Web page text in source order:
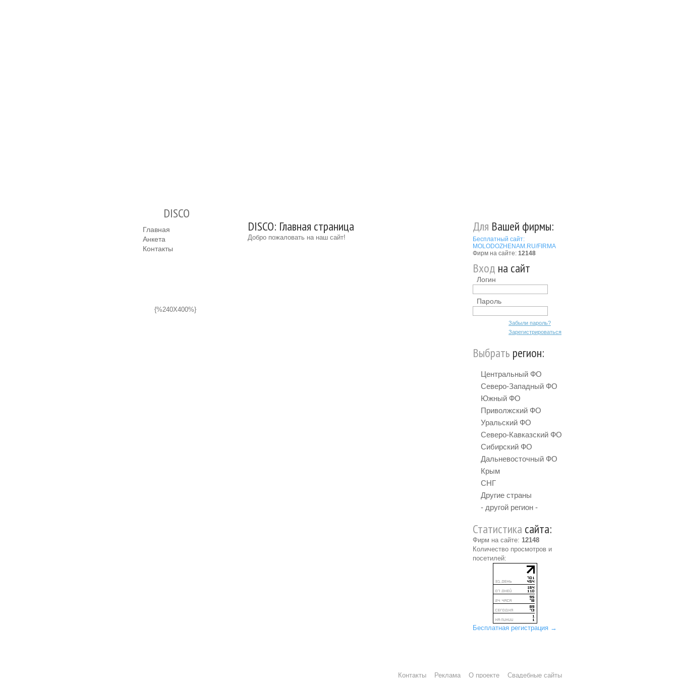
DISCO
Главная
Анкета
Контакты
{%240X400%}
DISCO: Главная страница
Добро пожаловать на наш сайт!
Для Вашей фирмы:
Бесплатный сайт:
MOLODOZHENAM.RU/FIRMA
Фирм на сайте: 12148
Вход на сайт
Логин
Пароль
Забыли пароль?
Зарегистрироваться
Выбрать регион:
Центральный ФО
Северо-Западный ФО
Южный ФО
Приволжский ФО
Уральский ФО
Северо-Кавказский ФО
Сибирский ФО
Дальневосточный ФО
Крым
СНГ
Другие страны
- другой регион -
Статистика сайта:
Фирм на сайте: 12148
Количество просмотров и
посетилей:
Бесплатная регистрация →
Контакты Реклама О проекте Свадебные сайты